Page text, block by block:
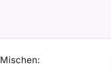
Mischen: